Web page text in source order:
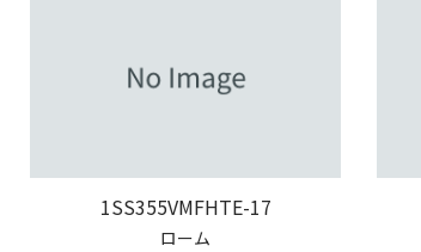
1SS355VMFHTE-17
ローム